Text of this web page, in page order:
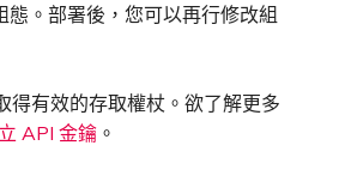
回應
態。部署後，您可以再行修改組
得有效的存取權杖。欲了解更多
API 金鑰 。